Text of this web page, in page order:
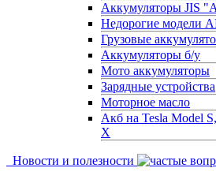
Аккумуляторы JIS
Недорогие модели
Грузовые
Аккумуляторы б/у
Мото аккумуляторы
Зарядные устройства
Моторное масло
Акб на Tesla Model
X
Новости и полезности